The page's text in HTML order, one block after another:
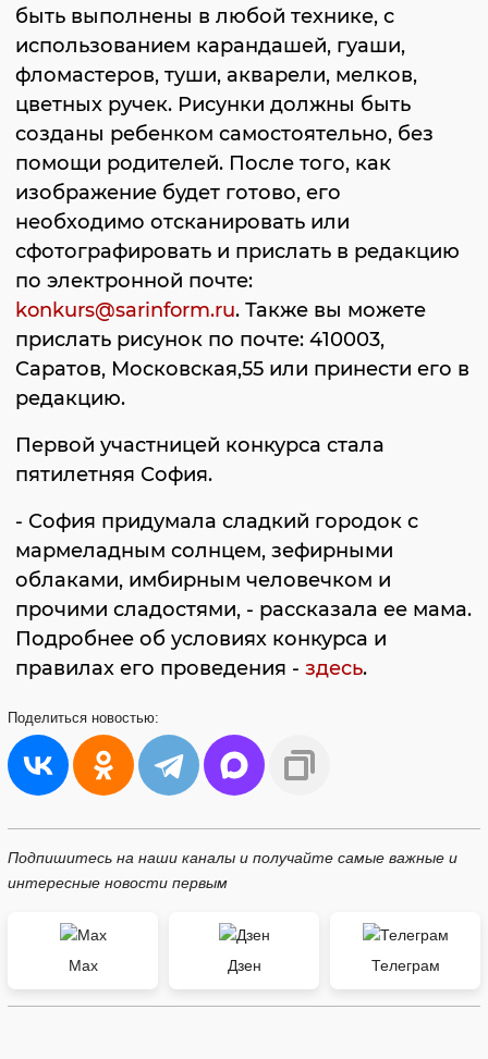
быть выполнены в любой технике, с
использованием карандашей, гуаши,
фломастеров, туши, акварели, мелков,
цветных ручек. Рисунки должны быть
созданы ребенком самостоятельно, без
помощи родителей. После того, как
изображение будет готово, его
необходимо отсканировать или
сфотографировать и прислать в редакцию
по электронной почте:
konkurs@sarinform.ru. Также вы можете
прислать рисунок по почте: 410003,
Саратов, Московская,55 или принести его в
редакцию.
Первой участницей конкурса стала
пятилетняя София.
- София придумала сладкий городок с
мармеладным солнцем, зефирными
облаками, имбирным человечком и
прочими сладостями, - рассказала ее мама.
Подробнее об условиях конкурса и
правилах его проведения - здесь.
Поделиться новостью:
Подпишитесь на наши каналы и получайте самые важные и
интересные новости первым
Max Дзен Телеграм